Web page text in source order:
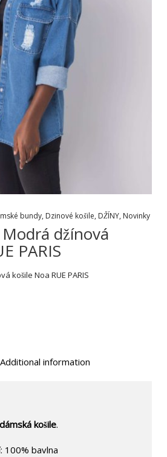
bundy, Dzinové košile, DŽÍNY, Novinky
džínová
PARIS
košile Noa RUE PARIS
Additional information
košile.
100% bavlna